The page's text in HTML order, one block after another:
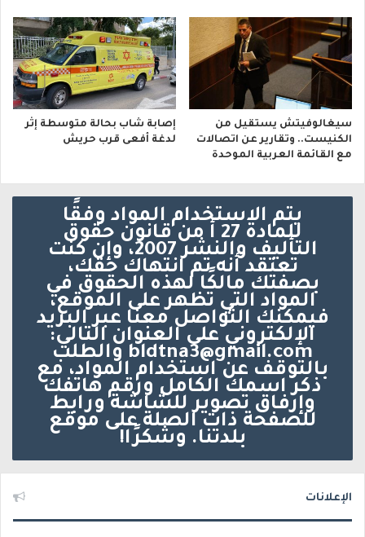
سيغالوفيتش يستقيل من
الكنيست.. وتقارير عن اتصالات
مع القائمة العربية الموحدة
إصابة شاب بحالة متوسطة إثر
لدغة أفعى قرب حريش
يتم الاستخدام المواد وفقًا
للمادة 27 أ من قانون حقوق
التأليف والنشر 2007، وإن كنت
تعتقد أنه تم انتهاك حقك،
بصفتك مالكًا لهذه الحقوق في
المواد التي تظهر على الموقع،
فيمكنك التواصل معنا عبر البريد
الإلكتروني على العنوان التالي:
bldtna3@gmail.com والطلب
بالتوقف عن استخدام المواد، مع
ذكر اسمك الكامل ورقم هاتفك
وإرفاق تصوير للشاشة ورابط
للصفحة ذات الصلة على موقع
بلدتنا. وشكرًا!
الإعلانات